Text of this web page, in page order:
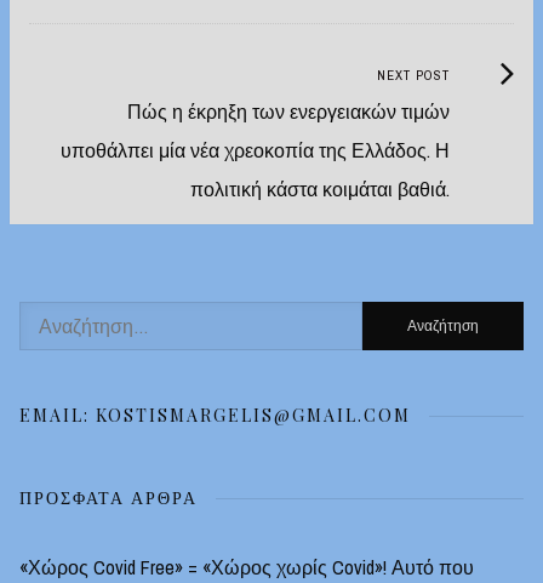
NEXT POST
Πώς η έκρηξη των ενεργειακών τιμών
υποθάλπει μία νέα χρεοκοπία της Ελλάδος. Η
πολιτική κάστα κοιμάται βαθιά.
Next
Αναζήτηση
για:
EMAIL: KOSTISMARGELIS@GMAIL.COM
ΠΡΌΣΦΑΤΑ ΆΡΘΡΑ
«Χώρος Covid Free» = «Χώρος χωρίς Covid»! Αυτό που